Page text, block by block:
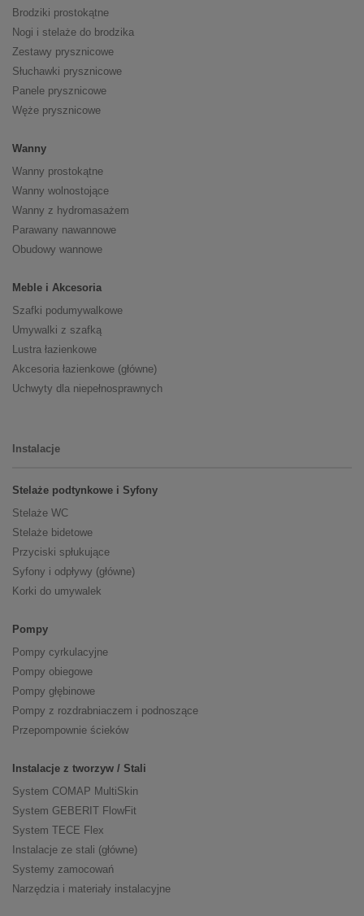
Brodziki prostokątne
Nogi i stelaże do brodzika
Zestawy prysznicowe
Słuchawki prysznicowe
Panele prysznicowe
Węże prysznicowe
Wanny
Wanny prostokątne
Wanny wolnostojące
Wanny z hydromasażem
Parawany nawannowe
Obudowy wannowe
Meble i Akcesoria
Szafki podumywalkowe
Umywalki z szafką
Lustra łazienkowe
Akcesoria łazienkowe (główne)
Uchwyty dla niepełnosprawnych
Instalacje
Stelaże podtynkowe i Syfony
Stelaże WC
Stelaże bidetowe
Przyciski spłukujące
Syfony i odpływy (główne)
Korki do umywalek
Pompy
Pompy cyrkulacyjne
Pompy obiegowe
Pompy głębinowe
Pompy z rozdrabniaczem i podnoszące
Przepompownie ścieków
Instalacje z tworzyw / Stali
System COMAP MultiSkin
System GEBERIT FlowFit
System TECE Flex
Instalacje ze stali (główne)
Systemy zamocowań
Narzędzia i materiały instalacyjne